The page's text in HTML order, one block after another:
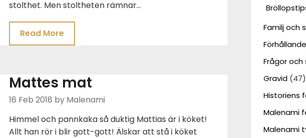
stolthet. Men stoltheten rämnar…
Read More
Mattes mat
16 Feb 2018 by Malenami
Himmel och pannkaka så duktig Mattias är i köket!
Allt han rör i blir gott-gott! Älskar att stå i köket
Familj och
Frågor och
Gravid(47)
Historiens
Malenami
Malenami